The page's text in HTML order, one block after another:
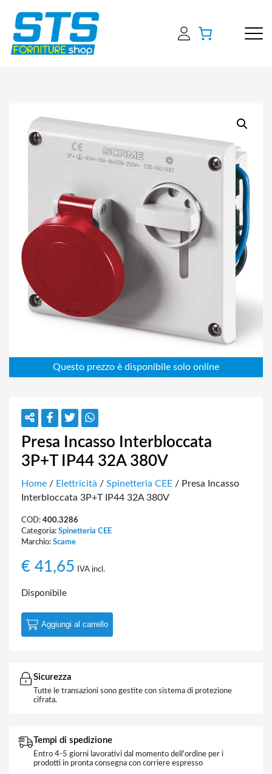
Presa Incasso Interbloccata
3P+T IP44 32A 380V
Home / Elettricità / Spinetteria CEE / Presa Incasso
Interbloccata 3P+T IP44 32A 380V
COD: 400.3286
Categoria: Spinetteria CEE
Marchio: Scame
€ 41,65 IVA incl.
Disponibile
Aggiungi al carrello
Sicurezza
Tutte le transazioni sono gestite con sistema di protezione
cifrata.
Tempi di spedizione
Entro 4-5 giorni lavorativi dal momento dell'ordine per i
prodotti in pronta consegna con corriere espresso